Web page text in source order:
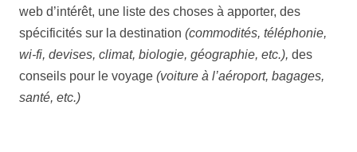
web d’intérêt, une liste des choses à apporter, des
spécificités sur la destination (commodités, téléphonie,
wi-fi, devises, climat, biologie, géographie, etc.), des
conseils pour le voyage (voiture à l’aéroport, bagages,
santé, etc.)